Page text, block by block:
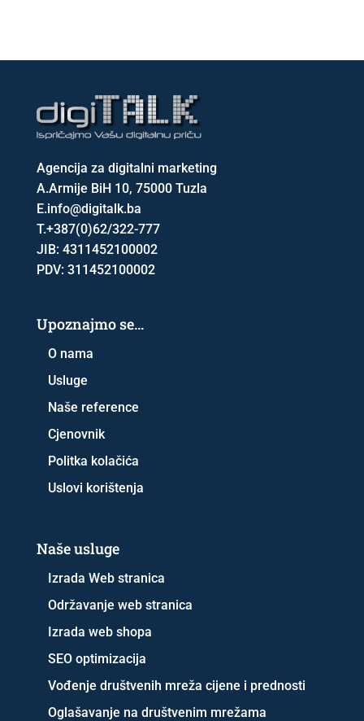
Agencija za digitalni marketing
A.Armije BiH 10, 75000 Tuzla
E.info@digitalk.ba
T.+387(0)62/322-777
JIB: 4311452100002
PDV: 311452100002
Upoznajmo se…
O nama
Usluge
Naše reference
Cjenovnik
Politka kolačića
Uslovi korištenja
Naše usluge
Izrada Web stranica
Održavanje web stranica
Izrada web shopa
SEO optimizacija
Vođenje društvenih mreža cijene i prednosti
Oglašavanje na društvenim mrežama